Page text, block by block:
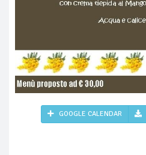
GOOGLE CALENDAR